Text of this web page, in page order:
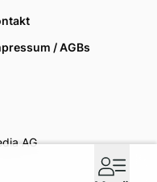
/ AGBs
AG